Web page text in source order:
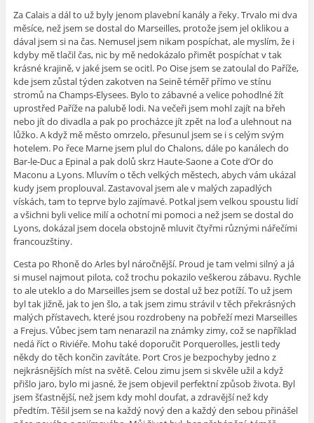
Za Calais a dál to už byly jenom plavební kanály a řeky. Trvalo mi dva
měsíce, než jsem se dostal do Marseilles, protože jsem jel oklikou a
dával jsem si na čas. Nemusel jsem nikam pospíchat, ale myslím, že i
kdyby mě tlačil čas, nic by mě nedokázalo přimět pospíchat v tak
krásné krajině, v jaké jsem se ocitl. Po Oise jsem se zatoulal do Paříže,
kde jsem zůstal týden zakotven na Seině téměř přímo ve stínu
stromů na Champs-Elysees. Bylo to zábavné a velice pohodlné žít
uprostřed Paříže na palubě lodi. Na večeři jsem mohl zajít na břeh
nebo jít do divadla a pak po procházce jít zpět na loď a ulehnout na
lůžko. A když mě město omrzelo, přesunul jsem se i s celým svým
hotelem. Po řece Marne jsem plul do Chalons, dále po kanálech do
Bar-le-Duc a Epinal a pak dolů skrz Haute-Saone a Cote d’Or do
Maconu a Lyons. Mluvím o těch velkých městech, abych vám ukázal
kudy jsem proplouval. Zastavoval jsem ale v malých zapadlých
vískách, tam to teprve bylo zajímavé. Potkal jsem velkou spoustu lidí
a všichni byli velice milí a ochotní mi pomoci a než jsem se dostal do
Lyons, dokázal jsem docela obstojně mluvit čtyřmi různými nářečími
francouzštiny.
Cesta po Rhoně do Arles byl náročnější. Proud je tam velmi silný a já
si musel najmout pilota, což trochu pokazilo veškerou zábavu. Rychle
to ale uteklo a do Marseilles jsem se dostal už bez potíží. To už jsem
byl tak jižně, jak to jen šlo, a tak jsem zimu strávil v těch překrásných
malých přístavech, které jsou rozdrobeny na pobřeží mezi Marseilles
a Frejus. Vůbec jsem tam nenarazil na známky zimy, což se například
nedá říct o Riviéře. Mohu také doporučit Porquerolles, jestli tedy
někdy do těch končin zavítáte. Port Cros je bezpochyby jedno z
nejkrásnějších míst na světě. Celou zimu jsem si skvěle užil a když
přišlo jaro, bylo mi jasné, že jsem objevil perfektní způsob života. Byl
jsem šťastnější, než jsem kdy mohl doufat, a zdravější než kdy
předtím. Těšil jsem se na každý nový den a každý den sebou přinášel